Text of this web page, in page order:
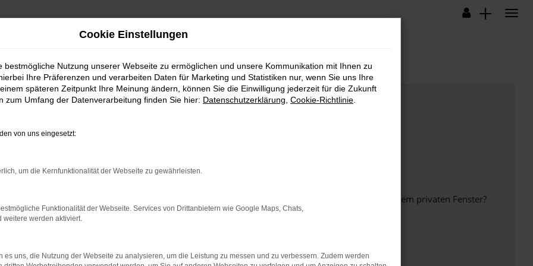
bestimmter Seiten verhindern. Funktioniert die Seite in einem anderen Browser oder in einem privaten Fenster?
beheben.
auf dem neuesten Stand sind.
kann auch dazu führen, dass bestimmte Funktionen nicht mehr unterstützt werden.
Cookie Einstellungen
bestmögliche Nutzung unserer Webseite zu ermöglichen und unsere Kommunikation mit Ihnen zu
Ihre Präferenzen und verarbeiten Daten für Marketing und Statistiken nur, wenn Sie uns Ihre
späteren Zeitpunkt Ihre Meinung ändern, können Sie die Einwilligung jederzeit für die Zukunft
zum Umfang der Datenverarbeitung finden Sie hier: Datenschutzerklärung Cookie-Richtlinie
von uns eingesetzt:
um die Kernfunktionalität der Webseite zu gewährleisten.
Funktionalität der Webseite. Services von Drittanbietern wie Google Maps, Chats,
weitere werden aktiviert.
es uns, die Nutzung der Webseite zu analysieren, um die Leistung zu messen und zu verbessern. Zudem werden